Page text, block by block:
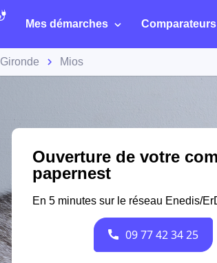
Mes démarches Comparateurs
Gironde Mios